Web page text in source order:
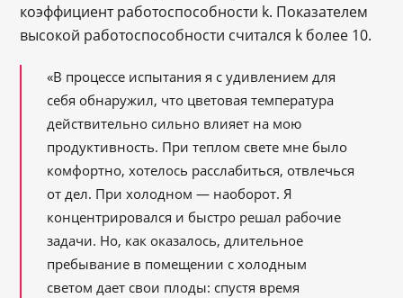
коэффициент работоспособности k. Показателем
высокой работоспособности считался k более 10.
«В процессе испытания я с удивлением для
себя обнаружил, что цветовая температура
действительно сильно влияет на мою
продуктивность. При теплом свете мне было
комфортно, хотелось расслабиться, отвлечься
от дел. При холодном — наоборот. Я
концентрировался и быстро решал рабочие
задачи. Но, как оказалось, длительное
пребывание в помещении с холодным
светом дает свои плоды: спустя время